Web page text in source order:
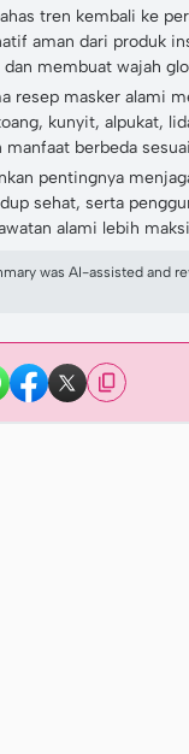
tren kembali ke
aman dari produk
dan membuat wajah
resep masker alami
kunyit, alpukat,
manfaat berbeda
pentingnya
sehat, serta
alami lebih
was AI-assisted and